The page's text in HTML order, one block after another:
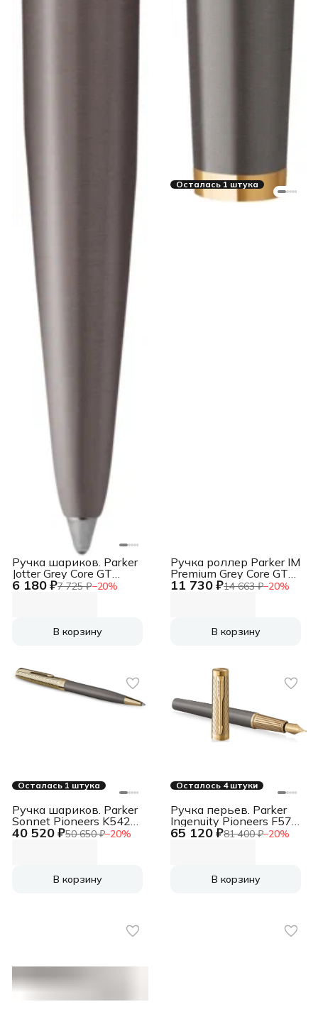
6 180 ₽7 725 ₽−20%
Ручка шариков. Parker
Jotter Grey Core GT
(2213723) M син. черн.
В корзину
Осталась 1 штука
11 730 ₽14 663 ₽−20%
Ручка роллер Parker IM
Premium Grey Core GT
(2213778) F черн. черн.
В корзину
Осталась 1 штука
40 520 ₽50 650 ₽−20%
Ручка шариков. Parker
Sonnet Pioneers K542
(2201051) Arrow Grey
В корзину
Осталось 4 штуки
65 120 ₽81 400 ₽−20%
Ручка перьев. Parker
Ingenuity Pioneers F571
(2200949) Arrow Grey
В корзину